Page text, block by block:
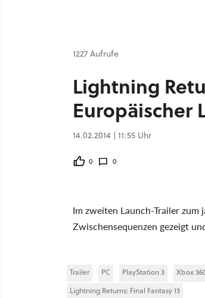
1227 Aufrufe
Lightning
Europäischer
14.02.2014 | 11:55 Uhr
0 0
Im zweiten Launch-Trailer
Zwischensequenzen gezeigt
Trailer PC PlayStation 3 Xbox
Lightning Returns: Final Fantasy 13